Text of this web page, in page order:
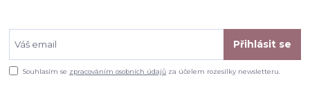
Přihlásit se
Souhlasím se zpracováním osobních údajů za účelem rozesílky newsletteru.